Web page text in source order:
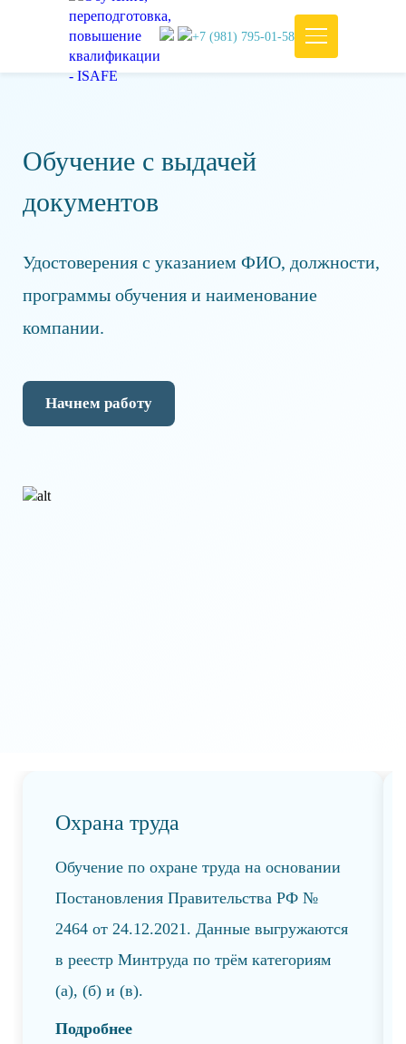
+7 (981) 795-01-58
Обучение с выдачей
документов
Удостоверения с указанием ФИО, должности,
программы обучения и наименование
компании.
Начнем работу
Охрана труда
Обучение по охране труда на основании
Постановления Правительства РФ №
2464 от 24.12.2021. Данные выгружаются
в реестр Минтруда по трём категориям
(а), (б) и (в).
Подробнее